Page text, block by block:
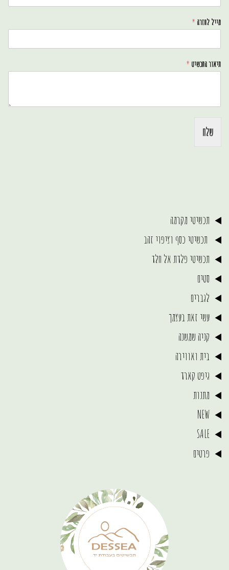
מייל לחזרה *
תיאור התכשיט *
שלח
תכשיטי מקרמה
תכשיטי כסף וציפוי זהב
תכשיטי פלדת אל חלד
סטים
לגברים
עשי זאת בעצמך
קניה שמשנה
בית ואווירה
גיפט קארד
מתנות
NEW
SALE
פרטים